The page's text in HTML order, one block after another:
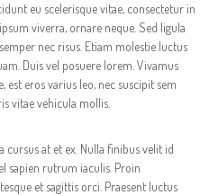
eu scelerisque vitae, consectetur in
viverra, ornare neque. Sed ligula
nec risus. Etiam molestie luctus
Duis vel posuere lorem. Vivamus
est eros varius leo, nec suscipit sem
vitae vehicula mollis.
cursus at et ex. Nulla finibus velit id
sapien rutrum iaculis. Proin
et sagittis orci. Praesent luctus